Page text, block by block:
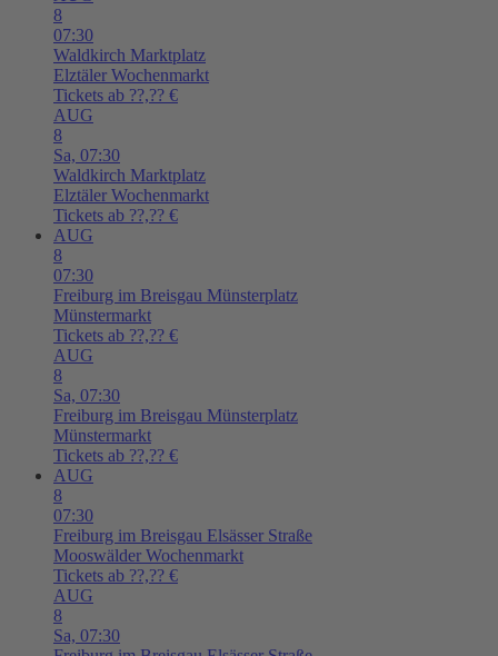
8
07:30
Waldkirch Marktplatz
Elztäler Wochenmarkt
Tickets ab ??,?? €
AUG
8
Sa, 07:30
Waldkirch Marktplatz
Elztäler Wochenmarkt
Tickets ab ??,?? €
AUG
8
07:30
Freiburg im Breisgau Münsterplatz
Münstermarkt
Tickets ab ??,?? €
AUG
8
Sa, 07:30
Freiburg im Breisgau Münsterplatz
Münstermarkt
Tickets ab ??,?? €
AUG
8
07:30
Freiburg im Breisgau Elsässer Straße
Mooswälder Wochenmarkt
Tickets ab ??,?? €
AUG
8
Sa, 07:30